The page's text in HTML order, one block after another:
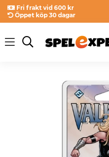
Fri frakt vid 600 kr
Öppet köp 30 dagar